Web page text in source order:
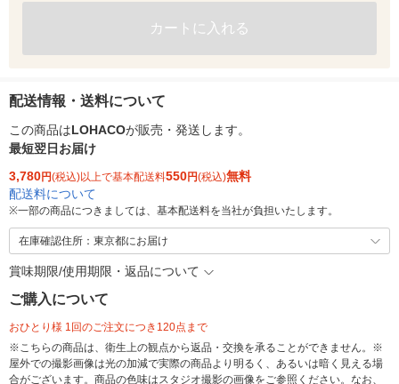
カートに入れる
配送情報・送料について
この商品はLOHACOが販売・発送します。
最短翌日お届け
3,780円(税込)以上で基本配送料550円(税込)無料
配送料について
※一部の商品につきましては、基本配送料を当社が負担いたします。
在庫確認住所：東京都にお届け
賞味期限/使用期限・返品について
ご購入について
おひとり様 1回のご注文につき120点まで
※こちらの商品は、衛生上の観点から返品・交換を承ることができません。※
屋外での撮影画像は光の加減で実際の商品より明るく、あるいは暗く見える場
合がございます。商品の色味はスタジオ撮影の画像をご参照ください。なお、